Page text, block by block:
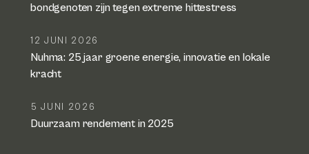
bondgenoten zijn tegen extreme hittestress
12 JUNI 2026
Nuhma: 25 jaar groene energie, innovatie en lokale
kracht
5 JUNI 2026
Duurzaam rendement in 2025